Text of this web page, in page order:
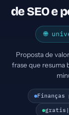
de SEO e
🌐
Proposta de
frase que resuma
Finanças